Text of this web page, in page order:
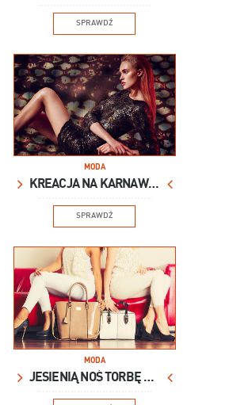
SPRAWDŹ
MODA
KREACJA NA KARNAWAŁ
SPRAWDŹ
MODA
JESIENIĄ NOŚ TORBĘ XXL